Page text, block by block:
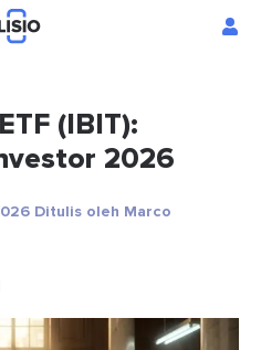
(IBIT):
2026
Ditulis oleh Marco